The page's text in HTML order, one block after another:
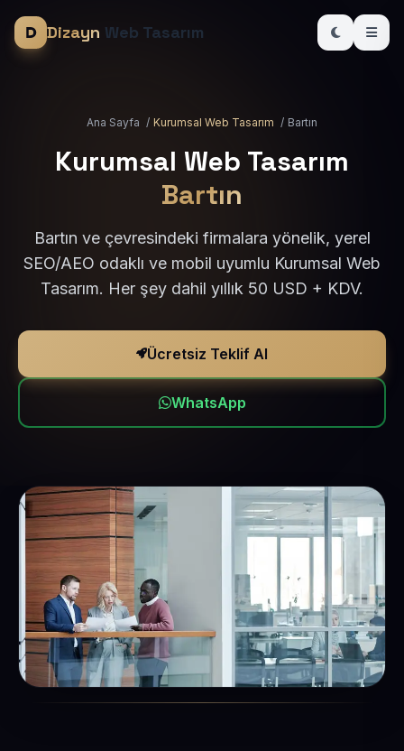
Dizayn Web Tasarım
Ana Sayfa / Kurumsal Web Tasarım / Bartın
Kurumsal Web Tasarım
Bartın
Bartın ve çevresindeki firmalara yönelik, yerel
SEO/AEO odaklı ve mobil uyumlu Kurumsal Web
Tasarım. Her şey dahil yıllık 50 USD + KDV.
Ücretsiz Teklif Al
WhatsApp